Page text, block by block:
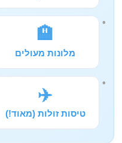
🏨
מלונות מעולים
✈️
טיסות זולות (מאוד!)